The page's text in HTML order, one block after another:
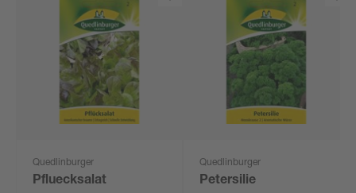
Quedlinburger
Pfluecksalat
Quedlinburger
Petersilie